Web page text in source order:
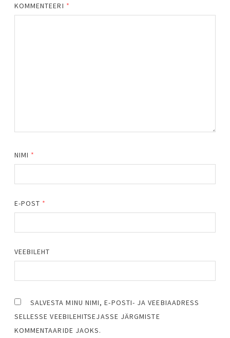
KOMMENTEERI *
NIMI *
E-POST *
VEEBILEHT
SALVESTA MINU NIMI, E-POSTI- JA VEEBIAADRESS
SELLESSE VEEBILEHITSEJASSE JÄRGMISTE
KOMMENTAARIDE JAOKS.